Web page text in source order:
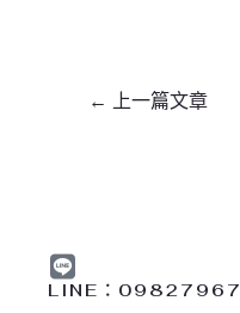
← 上一篇文章